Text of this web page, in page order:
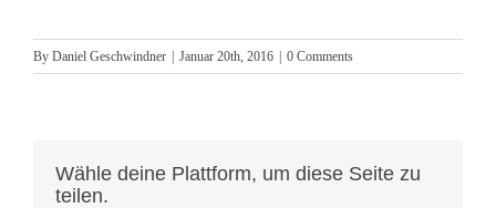
By Daniel Geschwindner Januar 20th, 2016 0 Comments
Wähle deine Plattform, um diese Seite zu
teilen.